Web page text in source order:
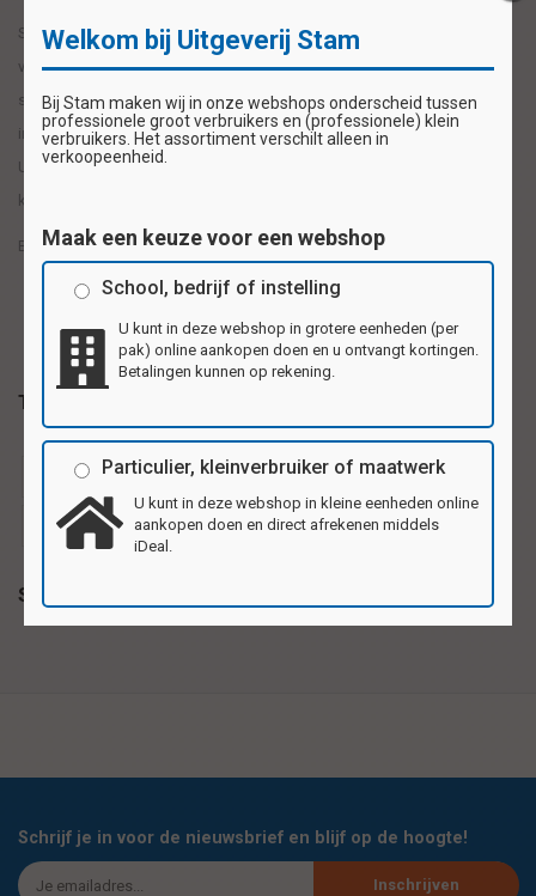
Sommige kinderen leren alsof het vanzelf gaat. Bij andere kinderen
verloopt leren moeilijker. De beste stimulans is betrokkenheid tonen. En
soms een (kleine) beloning.Daarmee geeft u kinderen een extra duwtje
in de rug. De educatieve en aantrekkelijke beloningsmaterialen van
Uitgeverij Stam maken gedoseerd belonen mogelijk en houden zo de
kinderen betrokken.
Belonen werkt overal!
Tags
ansichtkaartje ansichtkaartjes beloningskaarten
uitnodigingskaartje verjaardagskaartje
Specificaties
Schrijf je in voor de nieuwsbrief en blijf op de hoogte!
Inschrijven
Welkom bij Uitgeverij Stam
Bij Stam maken wij in onze webshops onderscheid tussen
professionele groot verbruikers en (professionele) klein
verbruikers. Het assortiment verschilt alleen in
verkoopeenheid.
Maak een keuze voor een webshop
School, bedrijf of instelling
U kunt in deze webshop in grotere eenheden (per
pak) online aankopen doen en u ontvangt kortingen.
Betalingen kunnen op rekening.
Particulier, kleinverbruiker of maatwerk
U kunt in deze webshop in kleine eenheden online
aankopen doen en direct afrekenen middels
iDeal.